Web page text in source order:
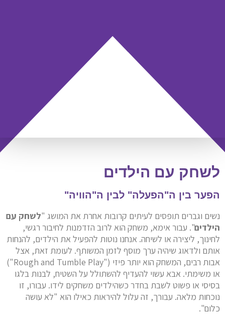
לשחק עם הילדים
הפער בין ה"הפעלה" לבין ה"הוויה"
נשים וגברים תופסים לעיתים קרובות אחרת את המושג "לשחק עם
הילדים". עבור אימא, משחק הוא לרוב הזדמנות לחיבור רגשי,
לחינוך, ליצירה או לשיחה. אנחנו נוטות להפעיל את הילדים, להנחות
אותם ולדאוג שיהיה ערך מוסף לזמן המשותף. לעומת זאת, אצל
אבות רבים, המשחק הוא יותר פיזי ("Rough and Tumble Play")
או משימתי. אבא עשוי להעדיף להשתולל על השטיח, לבנות בלגו
בסיסי או פשוט לשבת בחדר כשהילדים משחקים לידו. עבורו, זו
נוכחות מלאה. עבורך, זה עלול להיראות כאילו הוא "לא עושה
כלום".